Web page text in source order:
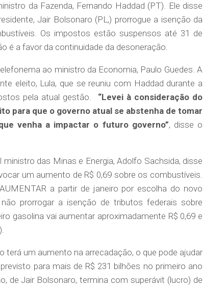
da Fazenda, Fernando Haddad (PT). Ele disse
Jair Bolsonaro (PL,) prorrogue a isenção da
Os impostos estão suspensos até 31 de
é a favor da continuidade da desoneração.
ao ministro da Economia, Paulo Guedes. A
eleito, Lula, que se reuniu com Haddad durante a
pela atual gestão. “Levei à consideração do
para que o governo atual se abstenha de tomar
venha a impactar o futuro governo”, disse o
das Minas e Energia, Adolfo Sachsida, disse
um aumento de R$ 0,69 sobre os combustíveis.
a partir de janeiro por escolha do novo
prorrogar a isenção de tributos federais sobre
gasolina vai aumentar aproximadamente R$ 0,69 e
terá um aumento na arrecadação, o que pode ajudar
para mais de R$ 231 bilhões no primeiro ano
de Jair Bolsonaro, termina com superávit (lucro) de